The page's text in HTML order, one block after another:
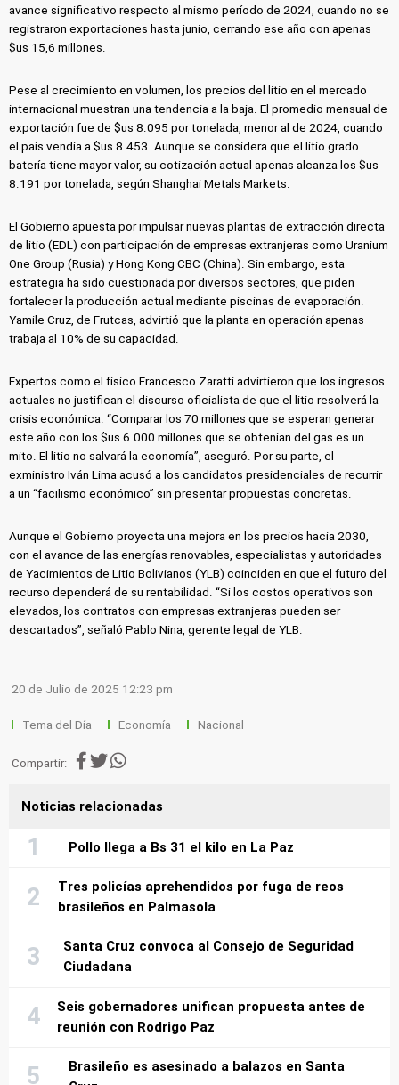
avance significativo respecto al mismo período de 2024, cuando no se
registraron exportaciones hasta junio, cerrando ese año con apenas
$us 15,6 millones.
Pese al crecimiento en volumen, los precios del litio en el mercado
internacional muestran una tendencia a la baja. El promedio mensual de
exportación fue de $us 8.095 por tonelada, menor al de 2024, cuando
el país vendía a $us 8.453. Aunque se considera que el litio grado
batería tiene mayor valor, su cotización actual apenas alcanza los $us
8.191 por tonelada, según Shanghai Metals Markets.
El Gobierno apuesta por impulsar nuevas plantas de extracción directa
de litio (EDL) con participación de empresas extranjeras como Uranium
One Group (Rusia) y Hong Kong CBC (China). Sin embargo, esta
estrategia ha sido cuestionada por diversos sectores, que piden
fortalecer la producción actual mediante piscinas de evaporación.
Yamile Cruz, de Frutcas, advirtió que la planta en operación apenas
trabaja al 10% de su capacidad.
Expertos como el físico Francesco Zaratti advirtieron que los ingresos
actuales no justifican el discurso oficialista de que el litio resolverá la
crisis económica. “Comparar los 70 millones que se esperan generar
este año con los $us 6.000 millones que se obtenían del gas es un
mito. El litio no salvará la economía”, aseguró. Por su parte, el
exministro Iván Lima acusó a los candidatos presidenciales de recurrir
a un “facilismo económico” sin presentar propuestas concretas.
Aunque el Gobierno proyecta una mejora en los precios hacia 2030,
con el avance de las energías renovables, especialistas y autoridades
de Yacimientos de Litio Bolivianos (YLB) coinciden en que el futuro del
recurso dependerá de su rentabilidad. “Si los costos operativos son
elevados, los contratos con empresas extranjeras pueden ser
descartados”, señaló Pablo Nina, gerente legal de YLB.
20 de Julio de 2025 12:23 pm
Tema del Día Economía Nacional
Compartir:
Noticias relacionadas
Pollo llega a Bs 31 el kilo en La Paz
Tres policías aprehendidos por fuga de reos
brasileños en Palmasola
Santa Cruz convoca al Consejo de Seguridad
Ciudadana
Seis gobernadores unifican propuesta antes de
reunión con Rodrigo Paz
Brasileño es asesinado a balazos en Santa